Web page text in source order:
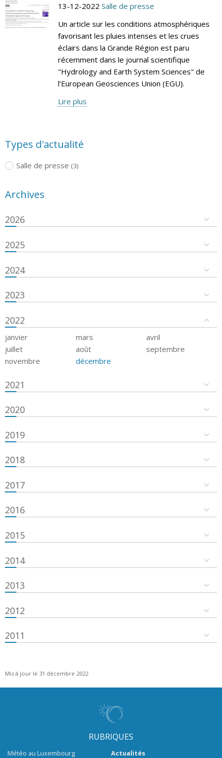
13-12-2022 Salle de presse
Un article sur les conditions atmosphériques
favorisant les pluies intenses et les crues
éclairs dans la Grande Région est paru
récemment dans le journal scientifique
"Hydrology and Earth System Sciences" de
l’European Geosciences Union (EGU).
Lire plus
Types d'actualité
Salle de presse (3)
Archives
2026
2025
2024
2023
2022
janvier mars
avril
juillet
août
septembre
novembre
décembre
2021
2020
2019
2018
2017
2016
2015
2014
2013
2012
2011
Mis à jour le 31 décembre 2022
RUBRIQUES
Météo au Luxembourg
Actualités